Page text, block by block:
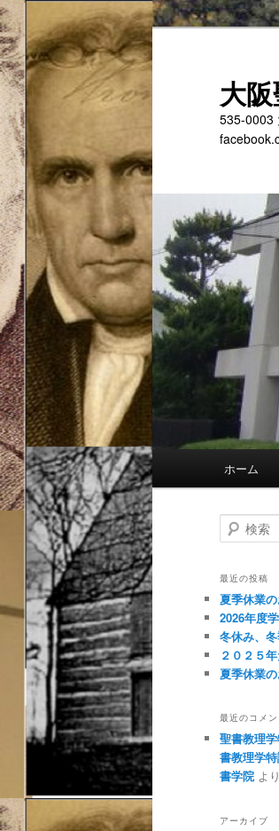
メ
イ
ン
コ
ン
テ
ン
ツ
へ
移
動
サ
ブ
コ
ン
テ
ン
ツ
へ
移
動
大
535-
ホー
検
索
最近の投稿
夏季休業
2026年度
冬休み、
２０２５
夏季休業
最近のコメン
聖書教理
書教理学
書学院 より
アーカイブ